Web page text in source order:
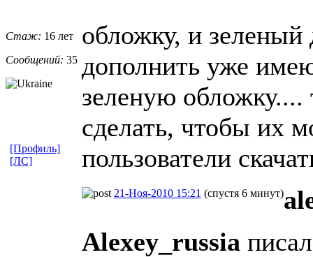
Стаж: 16 лет
Сообщений: 35
обложку, и зеленый
дополнить уже
зеленую обложку....
сделать, чтобы их
пользователи
[Профиль]
[ЛС]
21-Ноя-2010 15:21 (спустя 6 минут)
Alexey_russia